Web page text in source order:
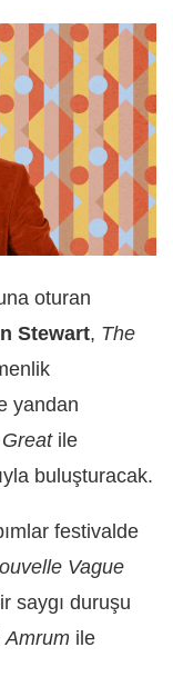
oturan
Stewart, The
yandan
ile
buluşturacak.
festivalde
Vague
saygı duruşu
Amrum ile